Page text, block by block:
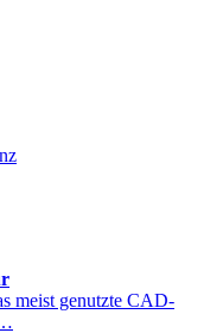
meist genutzte CAD-